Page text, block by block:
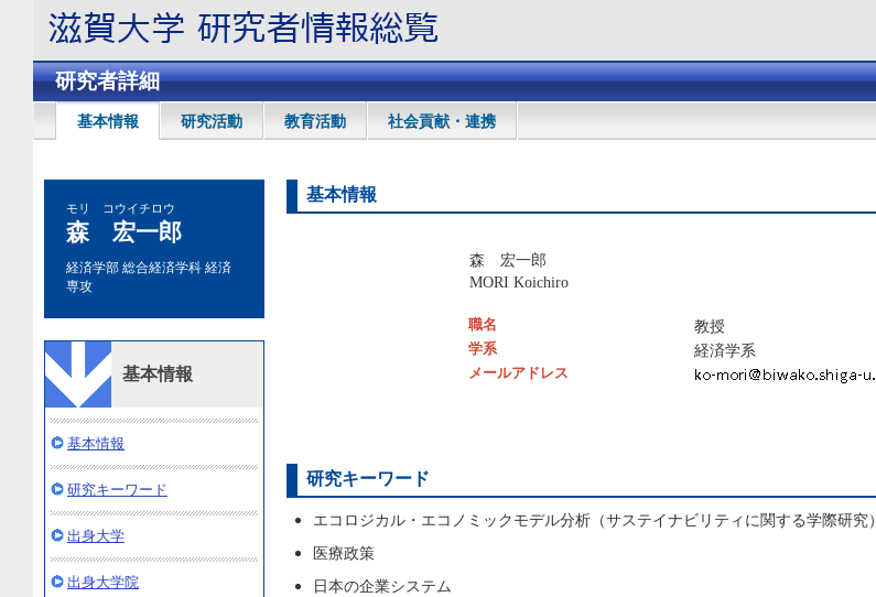
研究者詳細
基本情報 研究活動 教育活動 社会貢献・連携
モリ コウイチロウ
森 宏一郎
経済学部 総合経済学科 経済
専攻
基本情報
基本情報
研究キーワード
出身大学
出身大学院
基本情報
森 宏一郎
MORI Koichiro
職名 教授
学系 経済学系
メールアドレス
研究キーワード
エコロジカル・エコノミックモデル分析（サステイナビリティに関する学際研究）
医療政策
日本の企業システム